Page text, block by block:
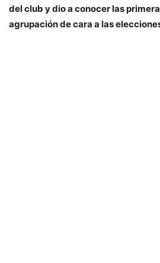
del club y dio a conocer las
agrupación de cara a las